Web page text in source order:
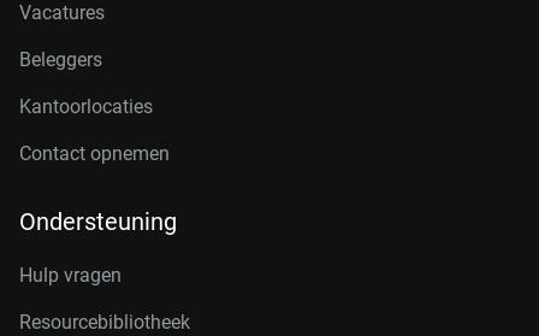
Vacatures
Beleggers
Kantoorlocaties
Contact opnemen
Ondersteuning
Hulp vragen
Resourcebibliotheek